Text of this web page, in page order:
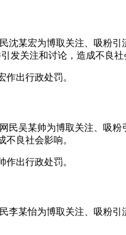
沈某宏为博取关注、吸粉
发关注和讨论，造成不良社
作出行政处罚。
民吴某帅为博取关注、吸
良社会影响。
作出行政处罚。
李某怡为博取关注、吸粉